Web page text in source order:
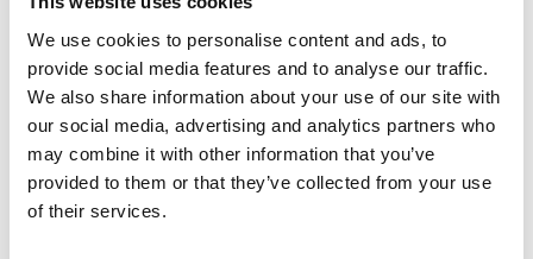
We use cookies to personalise content and ads, to
provide social media features and to analyse our traffic.
We also share information about your use of our site with
our social media, advertising and analytics partners who
may combine it with other information that you’ve
provided to them or that they’ve collected from your use
of their services.